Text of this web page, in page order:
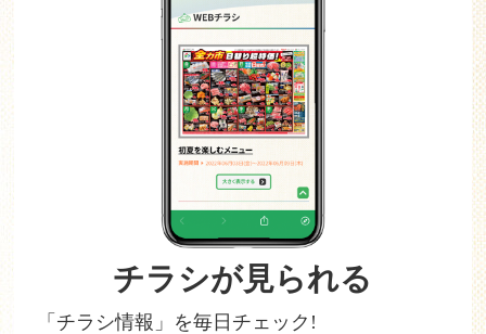
チラシが見られる
「チラシ情報」を毎日チェック!